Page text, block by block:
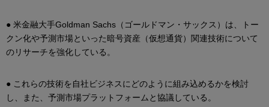
● 米金融大手Goldman Sachs（ゴールドマン・サックス）は、トー
クン化や予測市場といった暗号資産（仮想通貨）関連技術について
のリサーチを強化している。
● これらの技術を自社ビジネスにどのように組み込めるかを検討
し、また、予測市場プラットフォームと協議している。